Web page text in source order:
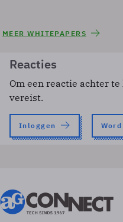
MEER WHITEPAPERS
Reacties
Om een reactie achter
vereist.
Inloggen